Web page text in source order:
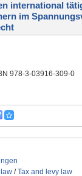
international
im
978-3-03916-309-0
/Tax and levy law